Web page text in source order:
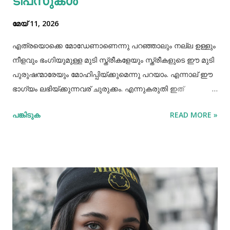
മേയ് 11, 2026
എത്രയൊക്കെ മോഡേണാണെന്നു പറഞ്ഞാലും നല്ല ഉള്ളും
നീളവും ഭംഗിയുമുള്ള മുടി സ്ത്രീകളേയും സ്ത്രീകളുടെ ഈ മുടി
പുരുഷന്മാരേയും മോഹിപ്പിയ്ക്കുമെന്നു പറയാം. എന്നാല് ഈ
ഭാഗ്യം ലഭിയ്ക്കുന്നവര് ചുരുക്കം. എന്നുകരുതി ഇത്
സഹായിക്കുന്ന ചില വഴികളെക്കുറിച്ചറിയൂ,മുടി വളര്‍ച്ചയ്ക്ക്
ചീകുന്നത് ശരിയായ രീതിയിലല്ലെങ്കില്‍ മുടി ജട പിടിക്കാനും
പൊട്ടിപ്പോകാനുമുള്ള സാധ്യതയും കൂടും. മുടി ശരിയായി
ചീകുന്നതിനും ചില വഴികളുണ്ട്. ആമസോണിൽ 80% വരെ
ഓഫറിൽ വ്യത്യസ്ത വിഭാഗത്തിലുള്ള ഉത്പന്നങ്ങൾ
പങ്കിടുക READ MORE »